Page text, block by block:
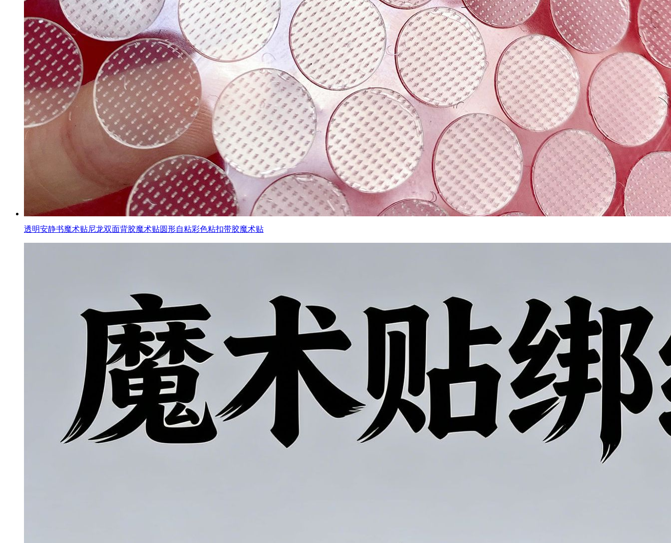
透明安静书魔术贴尼龙双面背胶魔术贴圆形自粘彩色粘扣带胶魔术贴